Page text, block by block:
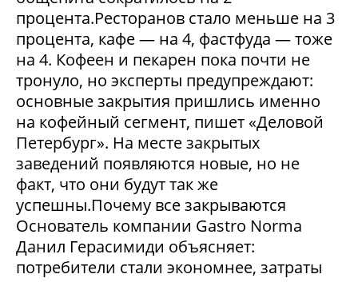
процента.Ресторанов стало меньше на 3
процента, кафе — на 4, фастфуда — тоже
на 4. Кофеен и пекарен пока почти не
тронуло, но эксперты предупреждают:
основные закрытия пришлись именно
на кофейный сегмент, пишет «Деловой
Петербург». На месте закрытых
заведений появляются новые, но не
факт, что они будут так же
успешны.Почему все закрываются
Основатель компании Gastro Norma
Данил Герасимиди объясняет:
потребители стали экономнее, затраты